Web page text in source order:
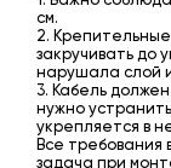
см.
2.
закручивать до
нарушала слой
3. Кабель
нужно
укрепляется в
Все требования
задача при